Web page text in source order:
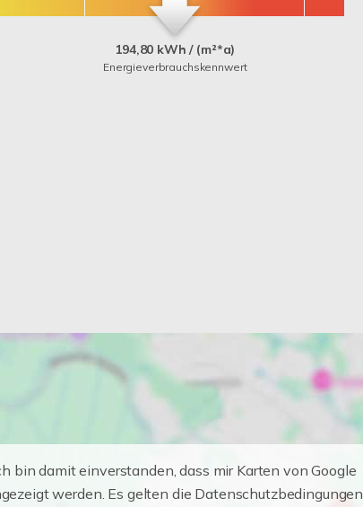
194,80 kWh / (m²*a)
Energieverbrauchskennwert
bin damit einverstanden, dass mir Karten von Google
werden. Es gelten die Datenschutzbedingungen